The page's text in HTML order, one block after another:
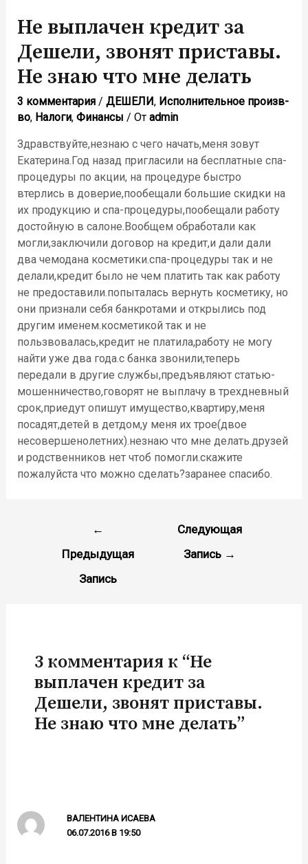
Не выплачен кредит за
Дешели, звонят приставы.
Не знаю что мне делать
3 комментария / ДЕШЕЛИ, Исполнительное произв-
во, Налоги, Финансы / От admin
Здравствуйте,незнаю с чего начать,меня зовут
Екатерина.Год назад пригласили на бесплатные спа-
процедуры по акции, на процедуре быстро
втерлись в доверие,пообещали большие скидки на
их продукцию и спа-процедуры,пообещали работу
достойную в салоне.Вообщем обработали как
могли,заключили договор на кредит,и дали дали
два чемодана косметики.спа-процедуры так и не
делали,кредит было не чем платить так как работу
не предоставили.попыталась вернуть косметику, но
они признали себя банкротами и открылись под
другим именем.косметикой так и не
пользвовалась,кредит не платила,работу не могу
найти уже два года.с банка звонили,теперь
передали в другие службы,предъявляют статью-
мошенничество,говорят не выплачу в трехдневный
срок,приедут опишут имущество,квартиру,меня
посадят,детей в детдом,у меня их трое(двое
несовершенолетних).незнаю что мне делать.друзей
и родственников нет чтоб помогли.скажите
пожалуйста что можно сделать?заранее спасибо.
записям
←
Предыдущая
Запись
Следующая
Запись →
3 комментария к “Не
выплачен кредит за
Дешели, звонят приставы.
Не знаю что мне делать”
ВАЛЕНТИНА ИСАЕВА
06.07.2016 В 19:50